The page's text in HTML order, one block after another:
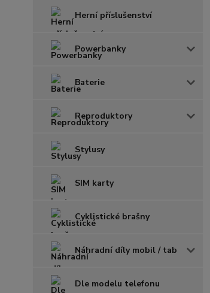
Herní příslušenství
Powerbanky
Baterie
Reproduktory
Stylusy
SIM karty
Cyklistické brašny
Náhradní díly mobil / tab
Dle modelu telefonu